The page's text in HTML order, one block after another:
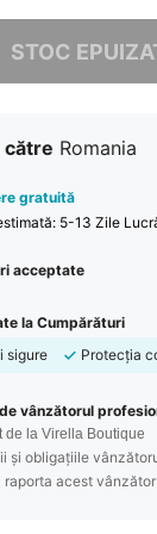
STOC
către Romania
gratuită
5-13 Zile
acceptate
la Cumpărături
sigure
Protecția
vânzătorul
de la Virella Boutique
și obligațiile
raporta acest